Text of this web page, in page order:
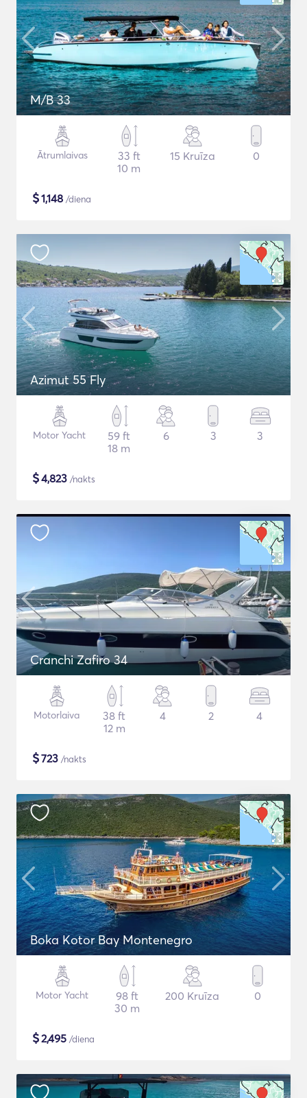
M/B 33
Ātrumlaivas
33 ft
10 m
15 Kruīza 0
$1,148 /diena
Azimut 55 Fly
Motor Yacht
59 ft
18 m
6 3 3
$4,823 /nakts
Cranchi Zafiro 34
Motorlaiva
38 ft
12 m
4 2 4
$723 /nakts
Boka Kotor Bay Montenegro
Motor Yacht
98 ft
30 m
200 Kruīza 0
$2,495 /diena